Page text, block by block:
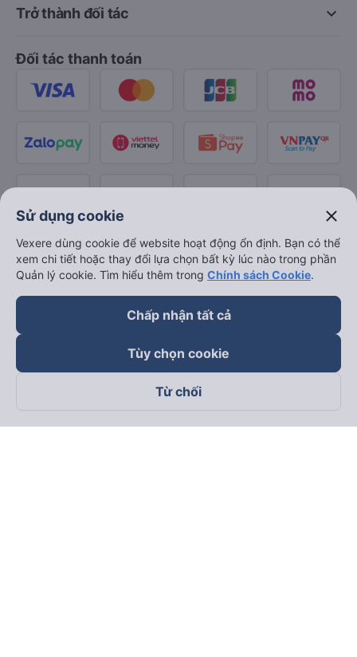
keyboard_arrow_down
Trở thành đối tác
Đối tác thanh toán
Theo dõi chúng tôi trên
Sử dụng cookie close
Vexere dùng cookie để website hoạt động ổn định. Bạn có thể
xem chi tiết hoặc thay đổi lựa chọn bất kỳ lúc nào trong phần
Quản lý cookie. Tìm hiểu thêm trong Chính sách Cookie.
Chấp nhận tất cả
Tùy chọn cookie
Từ chối